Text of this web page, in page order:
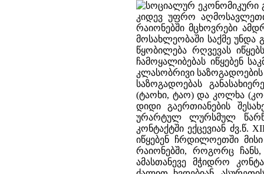
სოციალურ ეკონომიკური
კიდევ უფრო
რაიონებში მცხოვრები
მოსახლეობაში საქმე
წყობილება რღვევას
ჩამოყალიბებას იწყებენ
კლასობრივი
საზოგადოებას
(ტაოხი, ტაო) და კოლხა
დიდი გაერთიანების
ურარტულ ლურსმულ
კონტაქტში ექცევიან ძვ.წ.
იწყებენ ჩრდილოეთში
რაიონებში, როგორც
ამასთანევე მჭიდრო